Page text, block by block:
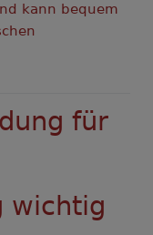
kann bequem
für
wichtig